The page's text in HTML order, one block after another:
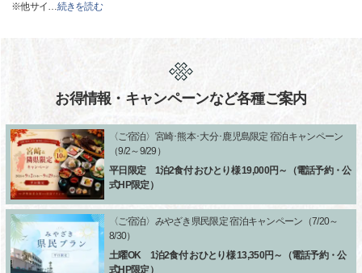
※他サイ…続きを読む
お得情報・キャンペーンなど各種ご案内
〈ご宿泊〉宮崎･熊本･大分･鹿児島限定 宿泊キャンペーン
（9/2～9/29）
平日限定 1泊2食付 おひとり様 19,000円～（電話予約・公
式HP限定）
〈ご宿泊〉みやざき県民限定 宿泊キャンペーン（7/20～
8/30）
土曜OK 1泊2食付 おひとり様 13,350円～（電話予約・公
式HP限定）